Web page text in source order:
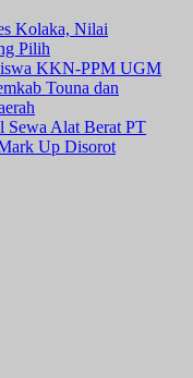
Kolaka, Nilai
Pilih
KKN-PPM UGM
Touna dan
Sewa Alat Berat PT
Up Disorot